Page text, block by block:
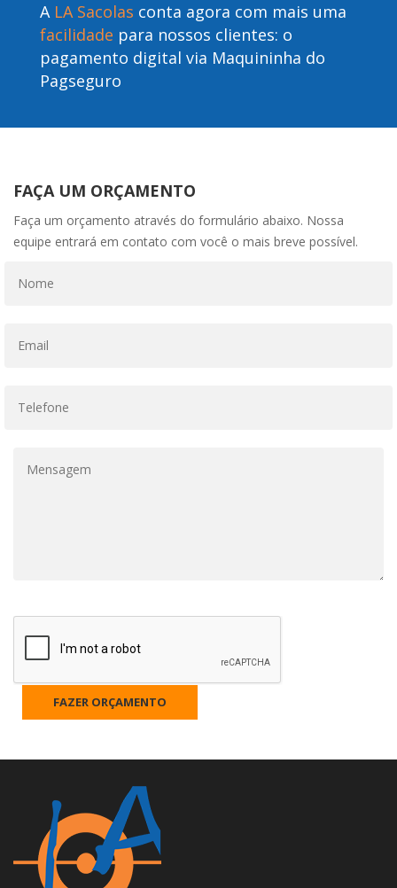
A LA Sacolas conta agora com mais uma
facilidade para nossos clientes: o
pagamento digital via Maquininha do
Pagseguro
FAÇA UM ORÇAMENTO
Faça um orçamento através do formulário abaixo. Nossa
equipe entrará em contato com você o mais breve possível.